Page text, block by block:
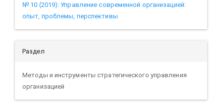
№ 10 (2019): Управление современной организацией:
опыт, проблемы, перспективы
Раздел
Методы и инструменты стратегического управления
организацией